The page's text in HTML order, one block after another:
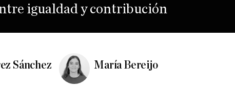
igualdad y contribución
Sánchez María Bereijo